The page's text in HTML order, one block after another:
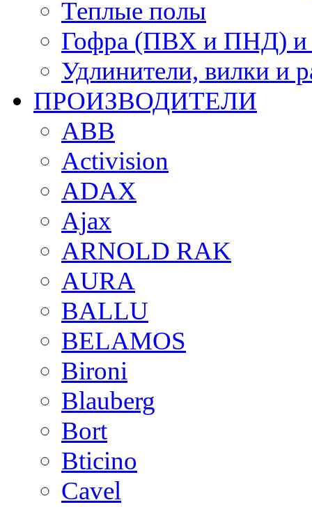
Теплые полы
Гофра (ПВХ и ПНД) и
Удлинители, вилки и
ПРОИЗВОДИТЕЛИ
ABB
Activision
ADAX
Ajax
ARNOLD RAK
AURA
BALLU
BELAMOS
Bironi
Blauberg
Bort
Bticino
Cavel